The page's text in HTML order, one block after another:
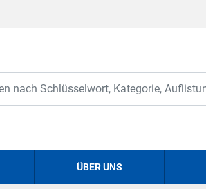
ÜBER UNS